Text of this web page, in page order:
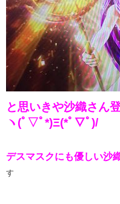
と思いきや沙織さん
ヽ(ﾟ▽ﾟ*)Ξ(*ﾟ▽ﾟ)/
デスマスクにも優しい沙
す